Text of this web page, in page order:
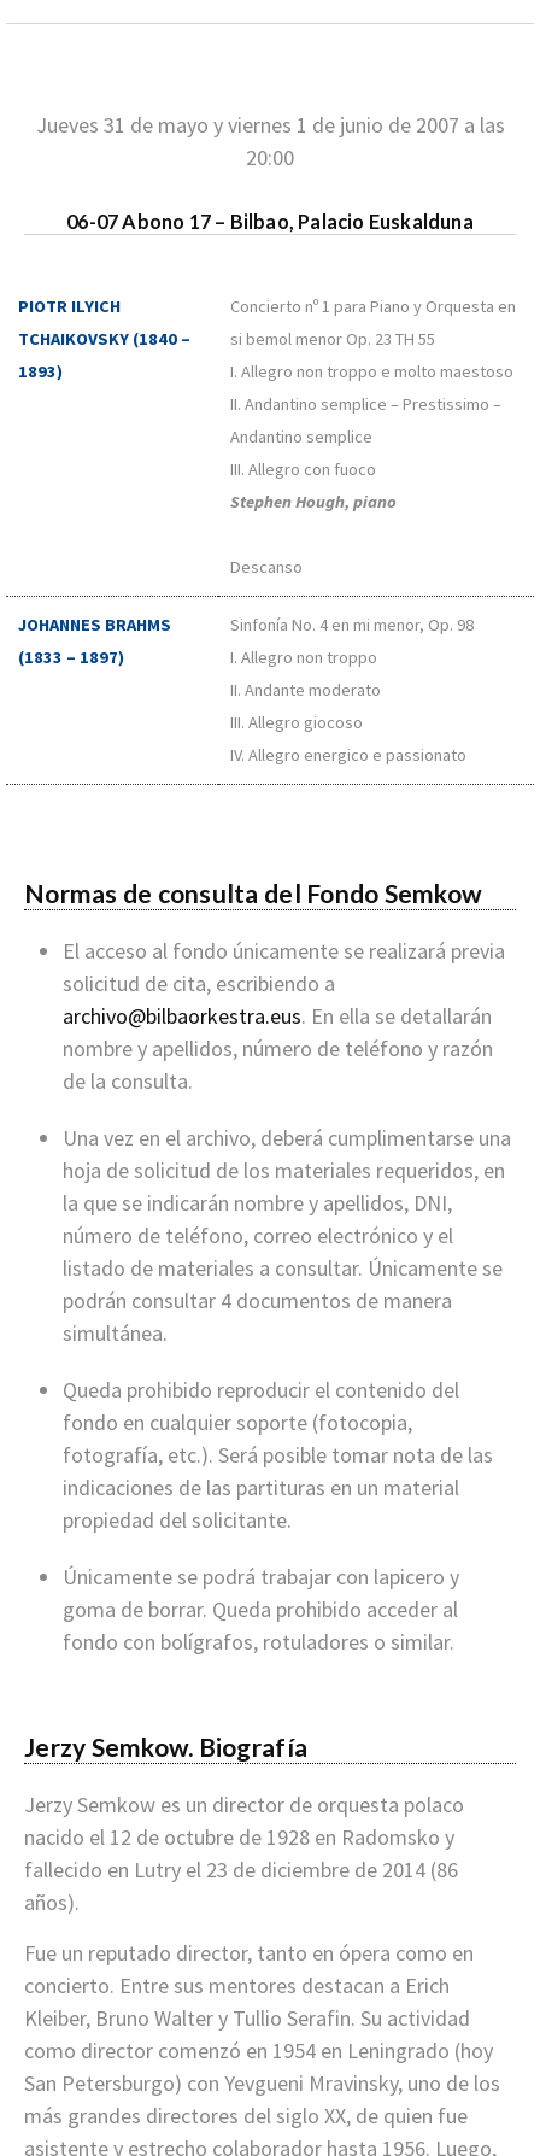
Jueves 31 de mayo y viernes 1 de junio de 2007 a las
20:00
06-07 Abono 17 – Bilbao, Palacio Euskalduna
PIOTR ILYICH
TCHAIKOVSKY (1840 –
1893)
Concierto nº 1 para Piano y Orquesta en
si bemol menor Op. 23 TH 55
I. Allegro non troppo e molto maestoso
II. Andantino semplice – Prestissimo –
Andantino semplice
III. Allegro con fuoco
Stephen Hough, piano
Descanso
JOHANNES BRAHMS
(1833 – 1897)
Sinfonía No. 4 en mi menor, Op. 98
I. Allegro non troppo
II. Andante moderato
III. Allegro giocoso
IV. Allegro energico e passionato
Normas de consulta del Fondo Semkow
El acceso al fondo únicamente se realizará previa
solicitud de cita, escribiendo a
archivo@bilbaorkestra.eus. En ella se detallarán
nombre y apellidos, número de teléfono y razón
de la consulta.
Una vez en el archivo, deberá cumplimentarse una
hoja de solicitud de los materiales requeridos, en
la que se indicarán nombre y apellidos, DNI,
número de teléfono, correo electrónico y el
listado de materiales a consultar. Únicamente se
podrán consultar 4 documentos de manera
simultánea.
Queda prohibido reproducir el contenido del
fondo en cualquier soporte (fotocopia,
fotografía, etc.). Será posible tomar nota de las
indicaciones de las partituras en un material
propiedad del solicitante.
Únicamente se podrá trabajar con lapicero y
goma de borrar. Queda prohibido acceder al
fondo con bolígrafos, rotuladores o similar.
Jerzy Semkow. Biografía
Jerzy Semkow es un director de orquesta polaco
nacido el 12 de octubre de 1928 en Radomsko y
fallecido en Lutry el 23 de diciembre de 2014 (86
años).
Fue un reputado director, tanto en ópera como en
concierto. Entre sus mentores destacan a Erich
Kleiber, Bruno Walter y Tullio Serafin. Su actividad
como director comenzó en 1954 en Leningrado (hoy
San Petersburgo) con Yevgueni Mravinsky, uno de los
más grandes directores del siglo XX, de quien fue
asistente y estrecho colaborador hasta 1956. Luego,